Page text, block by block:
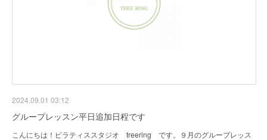
2024.09.01 03:12
グループレッスン平日追加日程です
こんにちは！ピラティススタジオ treering です。９月のグループレッス